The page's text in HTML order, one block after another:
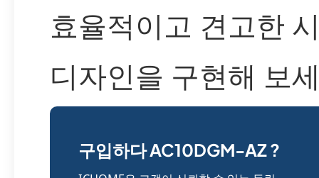
효율적이고 견고한
디자인을 구현해 보
구입하다 AC10DGM-AZ ?